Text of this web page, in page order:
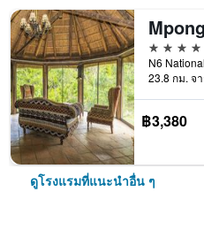
4 ดาว
23.8 กม. จ
฿3,380
ดูโรงแรมที่แนะนำอื่น ๆ